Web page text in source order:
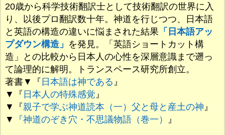
20歳から科学技術翻訳士として技術翻訳の世界に入
り、以後プロ翻訳数十年。神道を行じつつ、日本語
と英語の構造の違いに悩まされた結果 「日本語アッ
プダウン構造」 を発見。「英語ショートカット構
造」との比較から日本人の心性を深層意識まで遡っ
て論理的に解明。トランスペース研究所創立。
著書▼『 日本語は神である』
▼『 日本人の特殊感覚』
▼『親子で学ぶ神道読本（一）父と母と産土の神』
▼
『神道のぞき穴・不思議物語（巻一） 』